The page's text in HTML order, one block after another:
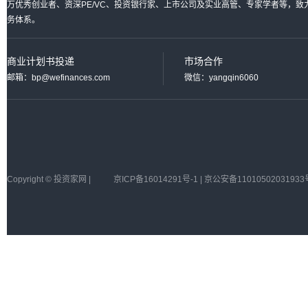
万优秀创业者、资深PE/VC、投资银行家、上市公司及实业高管、专家学者等，
务体系。
商业计划书投递
邮箱：bp@wefinances.com
市场合作
微信：yangqin6060
Copyright © 投资家网 | 京ICP备16014291号-1 | 京公安备11010502031933